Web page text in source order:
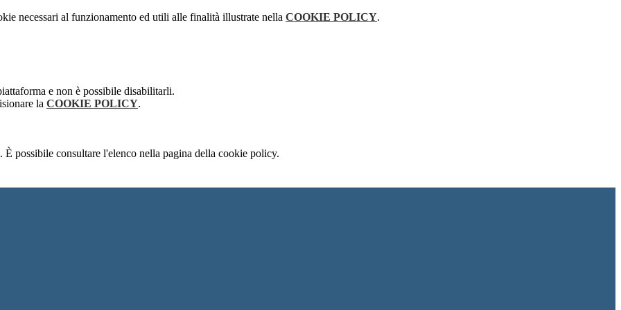
necessari al funzionamento ed utili alle finalità illustrate nella COOKIE POLICY.
e non è possibile disabilitarli.
la COOKIE POLICY.
possibile consultare l'elenco nella pagina della cookie policy.